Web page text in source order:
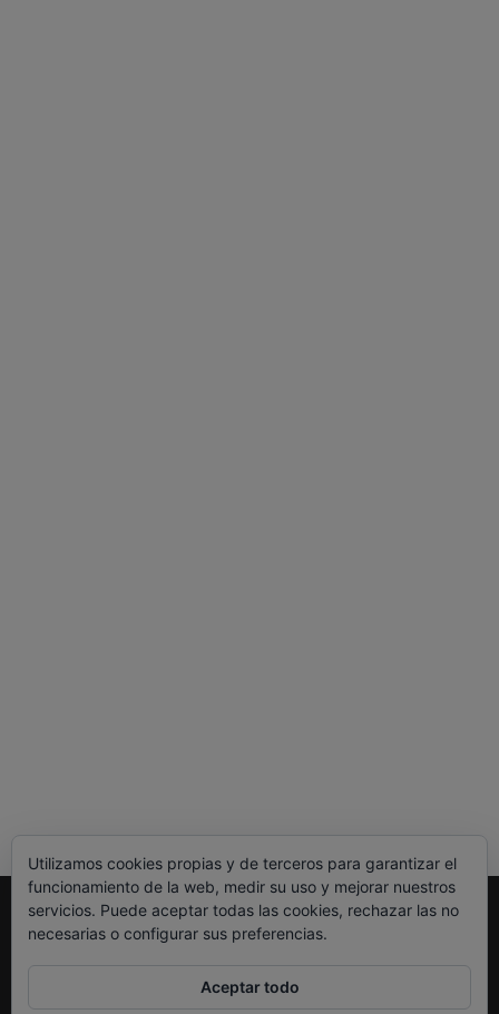
Legal
Utilizamos cookies propias y de terceros para garantizar el
funcionamiento de la web, medir su uso y mejorar nuestros
servicios. Puede aceptar todas las cookies, rechazar las no
necesarias o configurar sus preferencias.
Aceptar todo